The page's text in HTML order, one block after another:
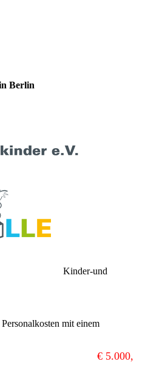
Berlin
und
mit einem
€ 5.000,